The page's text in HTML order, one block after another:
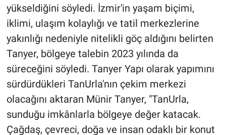
yükseldiğini söyledi. İzmir'in yaşam biçimi,
iklimi, ulaşım kolaylığı ve tatil merkezlerine
yakınlığı nedeniyle nitelikli göç aldığını belirten
Tanyer, bölgeye talebin 2023 yılında da
süreceğini söyledi. Tanyer Yapı olarak yapımını
sürdürdükleri TanUrla'nın çekim merkezi
olacağını aktaran Münir Tanyer, "TanUrla,
sunduğu imkânlarla bölgeye değer katacak.
Çağdaş, çevreci, doğa ve insan odaklı bir konut